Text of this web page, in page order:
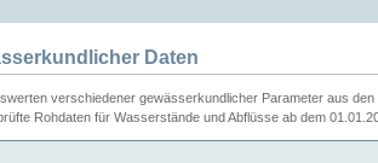
Daten
verschiedener gewässerkundlicher Parameter aus den
Rohdaten für Wasserstände und Abflüsse ab dem